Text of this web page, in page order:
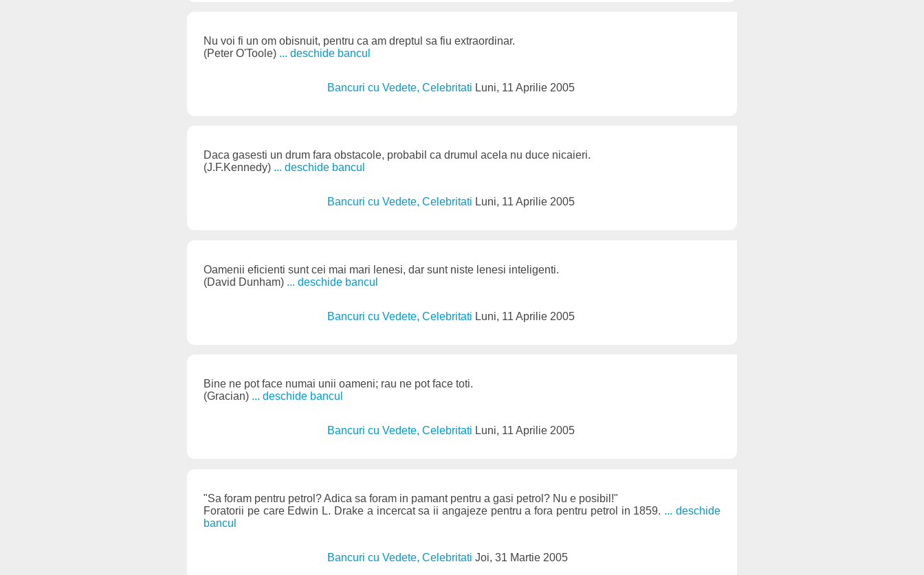
Nu voi fi un om obisnuit, pentru ca am dreptul sa fiu extraordinar.
(Peter O'Toole) ... deschide bancul
Bancuri cu Vedete, Celebritati Luni, 11 Aprilie 2005
Daca gasesti un drum fara obstacole, probabil ca drumul acela nu duce nicaieri.
(J.F.Kennedy) ... deschide bancul
Bancuri cu Vedete, Celebritati Luni, 11 Aprilie 2005
Oamenii eficienti sunt cei mai mari lenesi, dar sunt niste lenesi inteligenti.
(David Dunham) ... deschide bancul
Bancuri cu Vedete, Celebritati Luni, 11 Aprilie 2005
Bine ne pot face numai unii oameni; rau ne pot face toti.
(Gracian) ... deschide bancul
Bancuri cu Vedete, Celebritati Luni, 11 Aprilie 2005
"Sa foram pentru petrol? Adica sa foram in pamant pentru a gasi petrol? Nu e posibil!"
Foratorii pe care Edwin L. Drake a incercat sa ii angajeze pentru a fora pentru petrol in 1859. ... deschide
bancul
Bancuri cu Vedete, CelebritatiJoi, 31 Martie 2005